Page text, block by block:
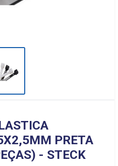
PRETA
- STECK